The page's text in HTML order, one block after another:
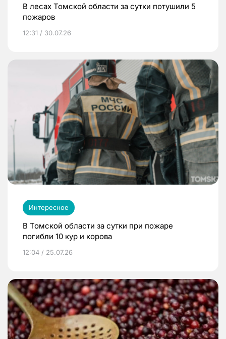
В лесах Томской области за сутки потушили 5
пожаров
12:31 / 30.07.26
Интересное
В Томской области за сутки при пожаре
погибли 10 кур и корова
12:04 / 25.07.26